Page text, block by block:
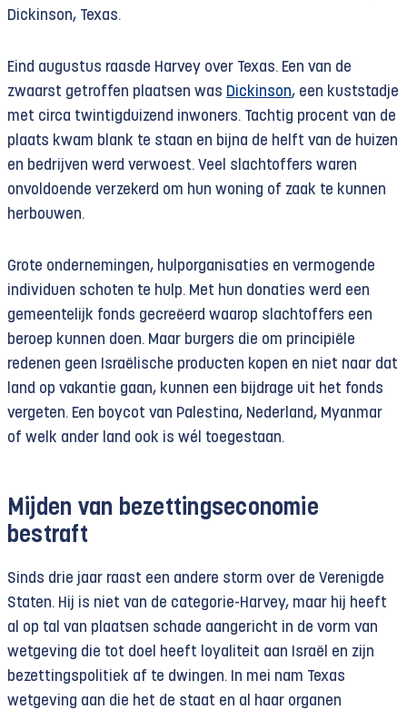
Dickinson, Texas.
Eind augustus raasde Harvey over Texas. Een van de
zwaarst getroffen plaatsen was Dickinson, een kuststadje
met circa twintigduizend inwoners. Tachtig procent van de
plaats kwam blank te staan en bijna de helft van de huizen
en bedrijven werd verwoest. Veel slachtoffers waren
onvoldoende verzekerd om hun woning of zaak te kunnen
herbouwen.
Grote ondernemingen, hulporganisaties en vermogende
individuen schoten te hulp. Met hun donaties werd een
gemeentelijk fonds gecreëerd waarop slachtoffers een
beroep kunnen doen. Maar burgers die om principiële
redenen geen Israëlische producten kopen en niet naar dat
land op vakantie gaan, kunnen een bijdrage uit het fonds
vergeten. Een boycot van Palestina, Nederland, Myanmar
of welk ander land ook is wél toegestaan.
Mijden van bezettingseconomie
bestraft
Sinds drie jaar raast een andere storm over de Verenigde
Staten. Hij is niet van de categorie-Harvey, maar hij heeft
al op tal van plaatsen schade aangericht in de vorm van
wetgeving die tot doel heeft loyaliteit aan Israël en zijn
bezettingspolitiek af te dwingen. In mei nam Texas
wetgeving aan die het de staat en al haar organen